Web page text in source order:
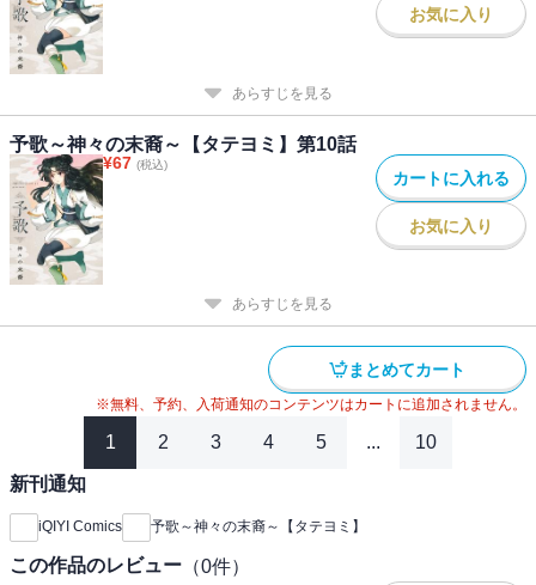
お気に入り
あらすじを見る
予歌～神々の末裔～【タテヨミ】第10話
¥67 (税込)
カートに入れる
お気に入り
あらすじを見る
まとめてカート
※無料、予約、入荷通知のコンテンツはカートに追加されません。
1 2 3 4 5 ... 10
新刊通知
iQIYI Comics 予歌～神々の末裔～【タテヨミ】
この作品のレビュー （0件）